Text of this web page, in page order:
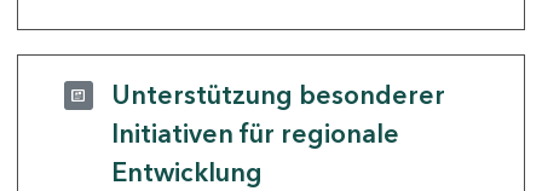
Unterstützung besonderer
Initiativen für regionale
Entwicklung